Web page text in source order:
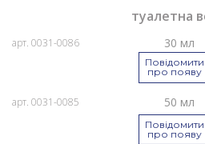
туалетна
арт. 0031-0086 30 мл
Повідомити
про появу
арт. 0031-0085 50 мл
Повідомити
про появу